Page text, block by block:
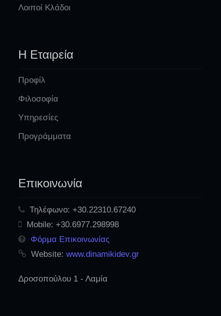
Λοιποί Κλάδοι
Η Εταιρεία
Προφίλ
Φιλοσοφία
Υπηρεσίες
Προγράμματα
Επικοινωνία
Τηλέφωνο: +30.22310.67240
Mobile: +30.6977.298998
Φόρμα Επικοινωνίας
Website: www.dinamikidev.gr
Δροσοπούλου 1 - Λαμία